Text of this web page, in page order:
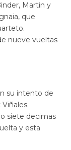
Martin y
que
nueve vueltas
su intento de
siete decimas
y esta